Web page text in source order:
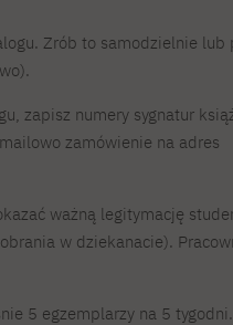
Zrób to samodzielnie
zapisz numery sygnatur
zamówienie na adres
ważną legitymację
w dziekanacie).
5 egzemplarzy na 5 tygodni.